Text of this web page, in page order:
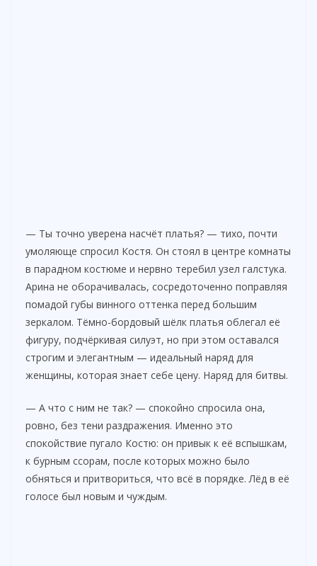
— Ты точно уверена насчёт платья? — тихо, почти
умоляюще спросил Костя. Он стоял в центре комнаты
в парадном костюме и нервно теребил узел галстука.
Арина не оборачивалась, сосредоточенно поправляя
помадой губы винного оттенка перед большим
зеркалом. Тёмно-бордовый шёлк платья облегал её
фигуру, подчёркивая силуэт, но при этом оставался
строгим и элегантным — идеальный наряд для
женщины, которая знает себе цену. Наряд для битвы.
— А что с ним не так? — спокойно спросила она,
ровно, без тени раздражения. Именно это
спокойствие пугало Костю: он привык к её вспышкам,
к бурным ссорам, после которых можно было
обняться и притвориться, что всё в порядке. Лёд в её
голосе был новым и чуждым.